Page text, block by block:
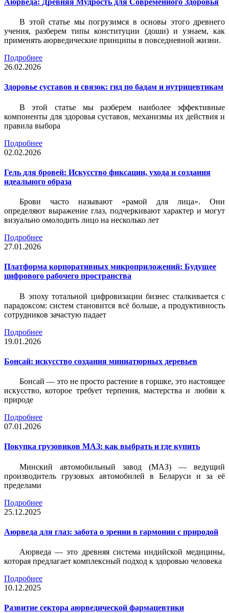
В этой статье мы погрузимся в основы этого древнего
учения, разберем типы конституции (доши) и узнаем, как
применять аюрведические принципы в повседневной жизни.
Подробнее
26.02.2026
Здоровье суставов и связок: гид по бадам и нутрицевтикам
В этой статье мы разберем наиболее эффективные
компоненты для здоровья суставов, механизмы их действия и
правила выбора
Подробнее
02.02.2026
Гель для бровей: Искусство фиксации, ухода и создания
идеального образа
Брови часто называют «рамой для лица». Они
определяют выражение глаз, подчеркивают характер и могут
визуально омолодить лицо на несколько лет
Подробнее
27.01.2026
Платформа корпоративных микроприложений: Будущее
цифрового рабочего пространства
В эпоху тотальной цифровизации бизнес сталкивается с
парадоксом: систем становится всё больше, а продуктивность
сотрудников зачастую падает
Подробнее
19.01.2026
Бонсай: искусство создания миниатюрных деревьев
Бонсай — это не просто растение в горшке, это настоящее
искусство, которое требует терпения, мастерства и любви к
природе
Подробнее
07.01.2026
Покупка грузовиков МАЗ: как выбрать и где купить
Минский автомобильный завод (МАЗ) — ведущий
производитель грузовых автомобилей в Беларуси и за её
пределами
Подробнее
25.12.2025
Аюрведа для глаз: забота о зрении в гармонии с природой
Аюрведа — это древняя система индийской медицины,
которая предлагает комплексный подход к здоровью человека
Подробнее
10.12.2025
Развитие сектора аюрведической фармацевтики